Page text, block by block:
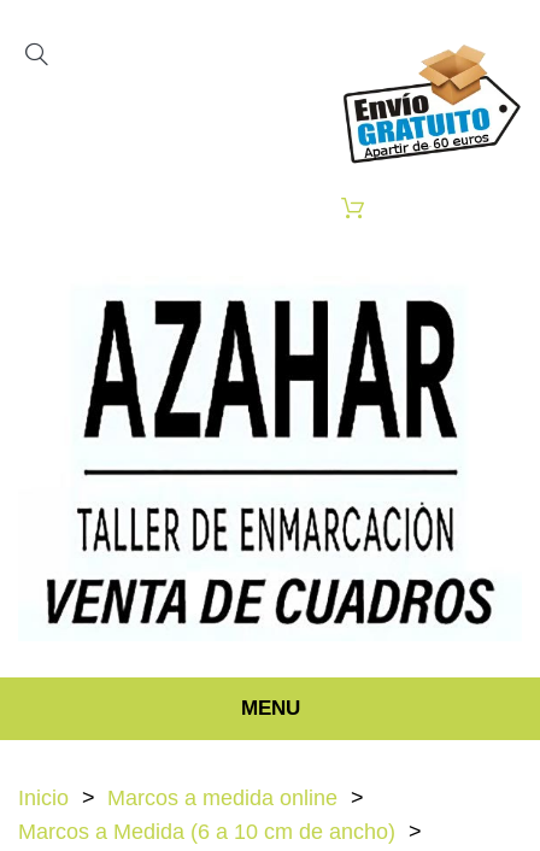
MENU
Inicio
Marcos a medida online
Marcos a Medida (6 a 10 cm de ancho)